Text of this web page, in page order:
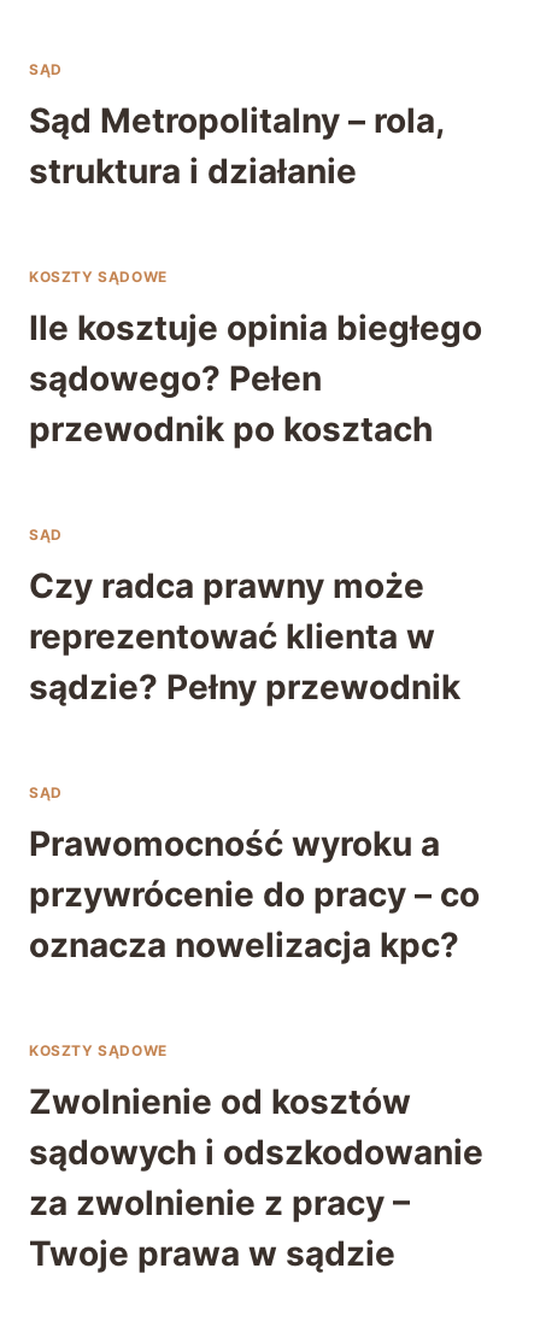
SĄD
Sąd Metropolitalny – rola,
struktura i działanie
KOSZTY SĄDOWE
Ile kosztuje opinia biegłego
sądowego? Pełen
przewodnik po kosztach
SĄD
Czy radca prawny może
reprezentować klienta w
sądzie? Pełny przewodnik
SĄD
Prawomocność wyroku a
przywrócenie do pracy – co
oznacza nowelizacja kpc?
KOSZTY SĄDOWE
Zwolnienie od kosztów
sądowych i odszkodowanie
za zwolnienie z pracy –
Twoje prawa w sądzie